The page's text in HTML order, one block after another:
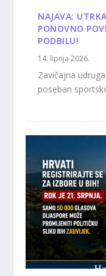
NAJAVA:
PONOVNO
PODBILU!
14. lipnja 2026.
Zavičajna
poseban